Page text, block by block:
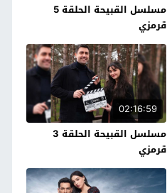
مسلسل القبيحة الحلقة 5
قرمزي
02:16:59
مسلسل القبيحة الحلقة 3
قرمزي